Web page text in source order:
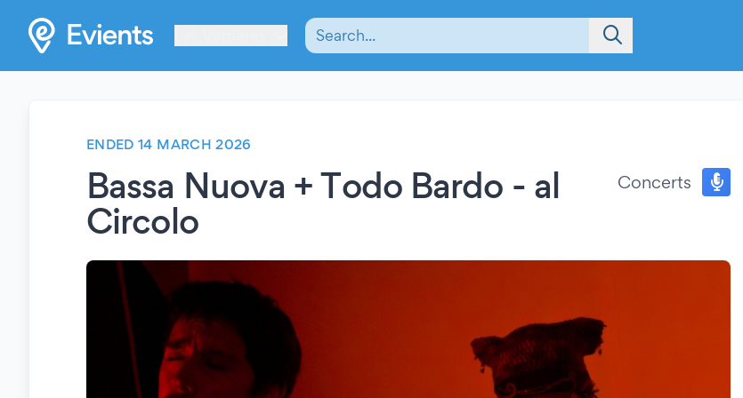
ENDED 14 MARCH 2026
Bassa Nuova + Todo Bardo - al
Circolo
Concerts